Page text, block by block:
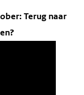
Terug naar